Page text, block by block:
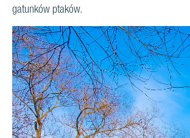
gatunków ptaków.